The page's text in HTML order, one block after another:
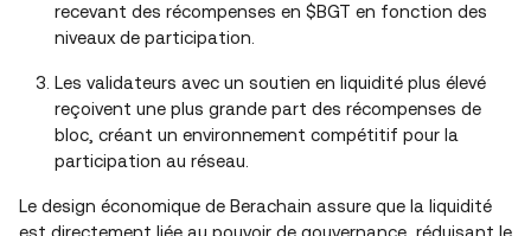
recevant des récompenses en $BGT en fonction des
niveaux de participation.
Les validateurs avec un soutien en liquidité plus élevé
reçoivent une plus grande part des récompenses de
bloc, créant un environnement compétitif pour la
participation au réseau.
Le design économique de Berachain assure que la liquidité
est directement liée au pouvoir de gouvernance, réduisant le